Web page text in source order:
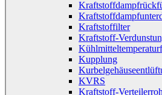
Kraftstoffilter
Kraftstoff-
Kupplung
KVRS
Kraftstoff-